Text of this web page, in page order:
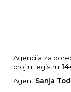
Agencija za
broj u registru
Agent Sanja